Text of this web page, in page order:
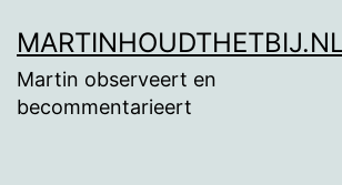
naar
de
Martin observeert en
becommentarieert